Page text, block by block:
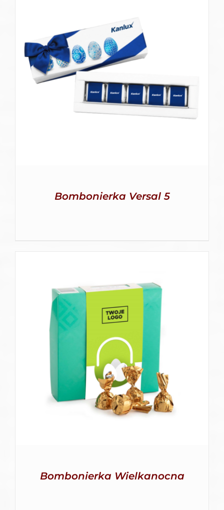
SZCZEGÓŁY
Bombonierka Versal 5
SZCZEGÓŁY
Bombonierka Wielkanocna